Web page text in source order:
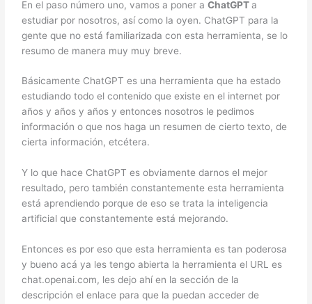
En el paso número uno, vamos a poner aChatGPTa
estudiar por nosotros, así como la oyen. ChatGPT para la
gente que no está familiarizada con esta herramienta, se lo
resumo de manera muy muy breve.
Básicamente ChatGPT es una herramienta que ha estado
estudiando todo el contenido que existe en el internet por
años y años y años y entonces nosotros le pedimos
información o que nos haga un resumen de cierto texto, de
cierta información, etcétera.
Y lo que hace ChatGPT es obviamente darnos el mejor
resultado, pero también constantemente esta herramienta
está aprendiendo porque de eso se trata la inteligencia
artificial que constantemente está mejorando.
Entonces es por eso que esta herramienta es tan poderosa
y bueno acá ya les tengo abierta la herramienta el URL es
chat.openai.com, les dejo ahí en la sección de la
descripción el enlace para que la puedan acceder de